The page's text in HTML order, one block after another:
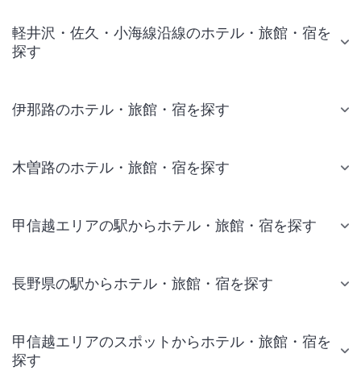
軽井沢・佐久・小海線沿線のホテル・旅館・宿を
探す
伊那路のホテル・旅館・宿を探す
木曽路のホテル・旅館・宿を探す
甲信越エリアの駅からホテル・旅館・宿を探す
長野県の駅からホテル・旅館・宿を探す
甲信越エリアのスポットからホテル・旅館・宿を
探す